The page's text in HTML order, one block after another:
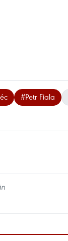
#Petr Fiala